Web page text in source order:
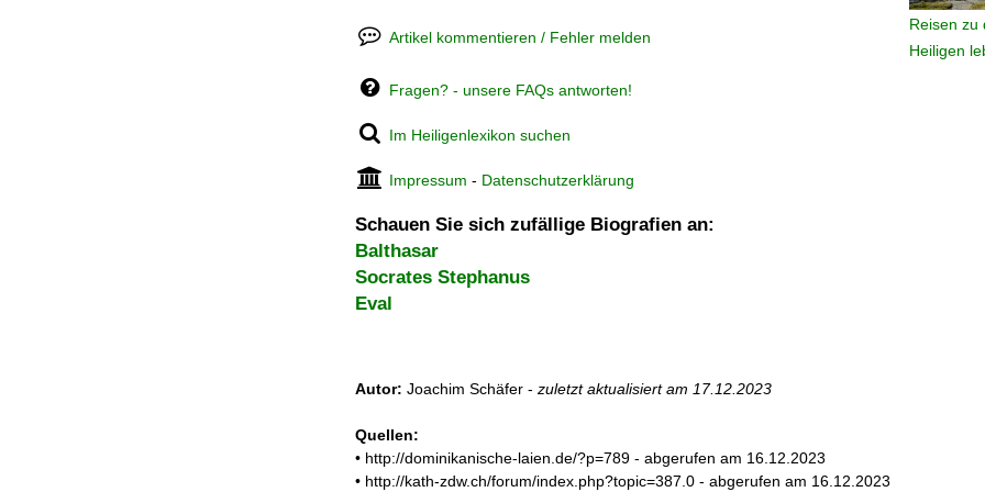
Reisen zu
Heiligen
Artikel kommentieren / Fehler melden
Fragen? - unsere FAQs antworten!
Im Heiligenlexikon suchen
Impressum - Datenschutzerklärung
Schauen Sie sich zufällige Biografien an:
Balthasar
Socrates Stephanus
Eval
Autor: Joachim Schäfer - zuletzt aktualisiert am 17.12.2023
Quellen:
• http://dominikanische-laien.de/?p=789 - abgerufen am 16.12.2023
• http://kath-zdw.ch/forum/index.php?topic=387.0 - abgerufen am 16.12.2023